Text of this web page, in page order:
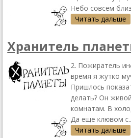
Небо совсем
Читать дальше
Хранитель
2. Пожиратель
время я жутко
Пришлось
делать? Он
комнатам. В
Да еще клювом
Читать дальше